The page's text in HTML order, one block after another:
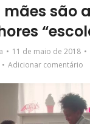
mães são
11 de maio de 2018
Adicionar comentário